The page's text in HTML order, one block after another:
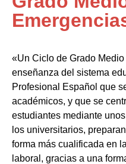
«Un Ciclo de Grado
enseñanza del sistema
Profesional Español que
académicos, y que se
estudiantes mediante
los universitarios,
forma más cualificada en
laboral, gracias a una